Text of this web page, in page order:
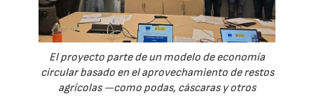
El proyecto parte de un modelo de economía
circular basado en el aprovechamiento de restos
agrícolas —como podas, cáscaras y otros